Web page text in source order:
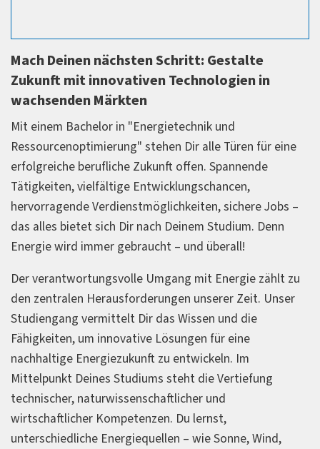
Mach Deinen nächsten Schritt: Gestalte
Zukunft mit innovativen Technologien in
wachsenden Märkten
Mit einem Bachelor in "Energietechnik und
Ressourcenoptimierung" stehen Dir alle Türen für eine
erfolgreiche berufliche Zukunft offen. Spannende
Tätigkeiten, vielfältige Entwicklungschancen,
hervorragende Verdienstmöglichkeiten, sichere Jobs –
das alles bietet sich Dir nach Deinem Studium. Denn
Energie wird immer gebraucht – und überall!
Der verantwortungsvolle Umgang mit Energie zählt zu
den zentralen Herausforderungen unserer Zeit. Unser
Studiengang vermittelt Dir das Wissen und die
Fähigkeiten, um innovative Lösungen für eine
nachhaltige Energiezukunft zu entwickeln. Im
Mittelpunkt Deines Studiums steht die Vertiefung
technischer, naturwissenschaftlicher und
wirtschaftlicher Kompetenzen. Du lernst,
unterschiedliche Energiequellen – wie Sonne, Wind,